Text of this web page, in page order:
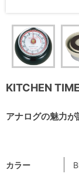
KITCHEN
アナログの魅力
カラー